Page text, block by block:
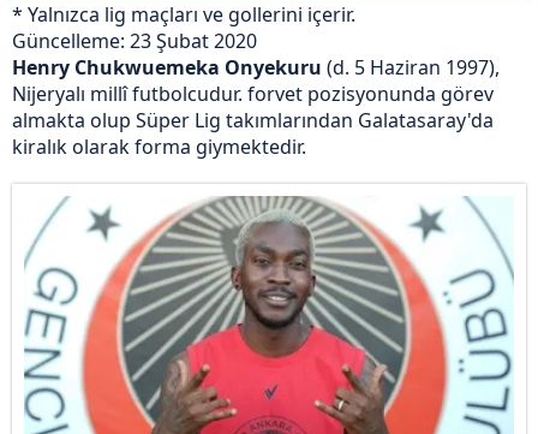
* Yalnızca lig maçları ve gollerini içerir.
Güncelleme: 23 Şubat 2020
Henry Chukwuemeka Onyekuru (d. 5 Haziran 1997),
Nijeryalı millî futbolcudur. forvet pozisyonunda görev
almakta olup Süper Lig takımlarından Galatasaray'da
kiralık olarak forma giymektedir.